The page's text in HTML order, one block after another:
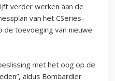
verder werken aan de
van het CSeries-
toevoeging van nieuwe
met het oog op de
aldus Bombardier